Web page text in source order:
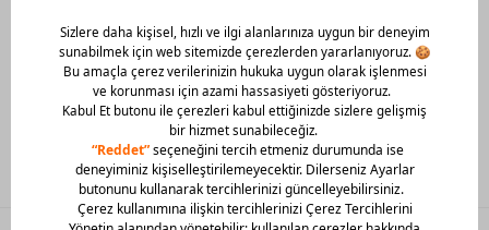
Mobil Uygulamamızı Hemen İndir!